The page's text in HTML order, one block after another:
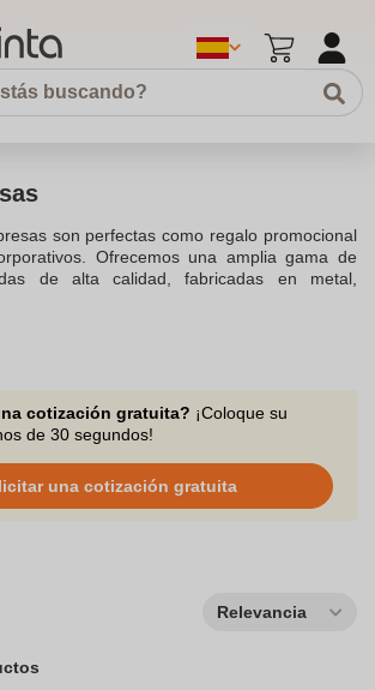
son perfectas como regalo promocional
Ofrecemos una amplia gama de
de alta calidad, fabricadas en metal,
tu logotipo mediante serigrafía o grabado
siendo una excelente opción para
cotización gratuita? ¡Coloque su
de 30 segundos!
una cotización gratuita
Relevancia